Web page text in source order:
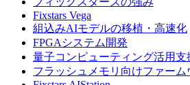
Fixstars Vega
組込みAIモデルの移植・高速化
FPGAシステム開発
量子コンピューティング活用支
フラッシュメモリ向けファーム